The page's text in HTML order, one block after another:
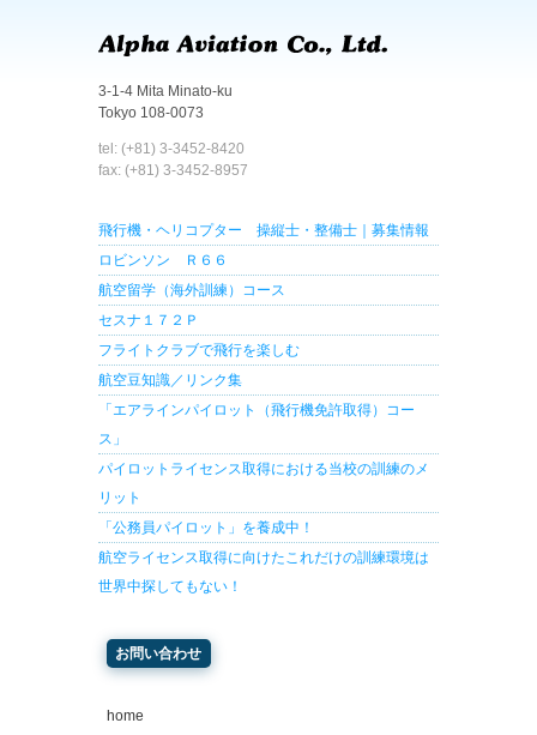
3-1-4 Mita Minato-ku
Tokyo 108-0073
tel: (+81) 3-3452-8420
fax: (+81) 3-3452-8957
飛行機・ヘリコプター 操縦士・整備士｜募集情報
ロビンソン Ｒ６６
航空留学（海外訓練）コース
セスナ１７２Ｐ
フライトクラブで飛行を楽しむ
航空豆知識／リンク集
「エアラインパイロット（飛行機免許取得）コー
ス」
パイロットライセンス取得における当校の訓練のメ
リット
「公務員パイロット」を養成中！
航空ライセンス取得に向けたこれだけの訓練環境は
世界中探してもない！
お問い合わせ
home